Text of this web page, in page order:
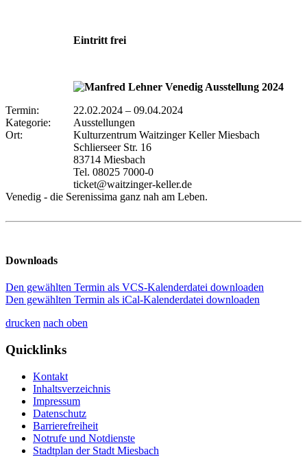
Eintritt frei
Termin: 22.02.2024 – 09.04.2024
Kategorie:
Ausstellungen
Ort:
Kulturzentrum Waitzinger Keller Miesbach
Schlierseer Str. 16
83714 Miesbach
Tel. 08025 7000-0
ticket@waitzinger-keller.de
Venedig - die Serenissima ganz nah am Leben.
Downloads
Den gewählten Termin als VCS-Kalenderdatei downloaden
Den gewählten Termin als iCal-Kalenderdatei downloaden
drucken nach oben
Quicklinks
Kontakt
Inhaltsverzeichnis
Impressum
Datenschutz
Barrierefreiheit
Notrufe und Notdienste
Stadtplan der Stadt Miesbach